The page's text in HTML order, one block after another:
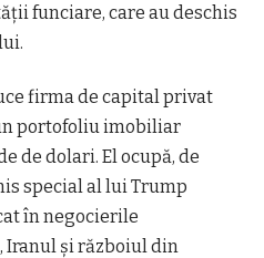
funciare, care au deschis
firma de capital privat
portofoliu imobiliar
de dolari. El ocupă, de
special al lui Trump
în negocierile
Iranul şi războiul din